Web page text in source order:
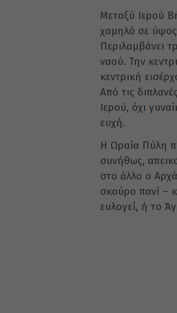
Μεταξύ Ιερού
χαμηλό σε
Περιλαμβάνει
ναού. Την
κεντρική
Από τις
Ιερού, όχι
ευχή.
Η Ωραία Πύλη
συνήθως,
στο άλλο ο
σκούρο πανί –
ευλογεί, ή το